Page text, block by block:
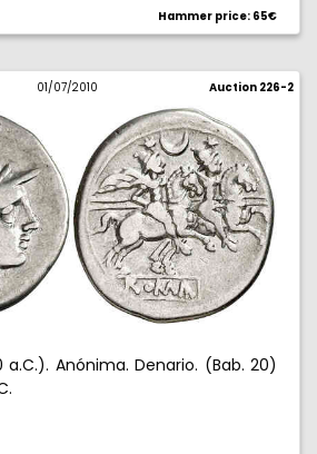
Hammer price: 65€
01/07/2010 Auction 226-2
Anónima. Denario. (Bab. 20)